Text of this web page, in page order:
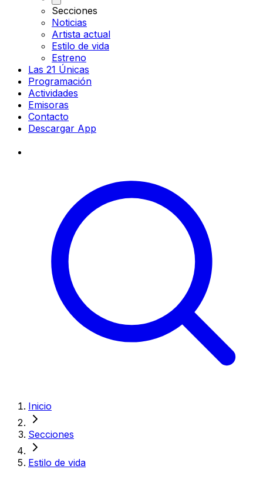
Secciones
Noticias
Artista actual
Estilo de vida
Estreno
Las 21 Únicas
Programación
Actividades
Emisoras
Contacto
Descargar App
Inicio
Secciones
Estilo de vida